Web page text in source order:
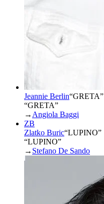
Jeannie Berlin“GRETA”
“GRETA”
→ Angiola Baggi
ZB
Zlatko Buric“LUPINO”
“LUPINO”
→ Stefano De Sando